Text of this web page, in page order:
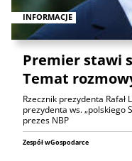
INFORMACJE
Premier stawi
Temat
Rzecznik prezydenta
prezydenta ws. „polskiego
prezes NBP
Zespół wGospodarce